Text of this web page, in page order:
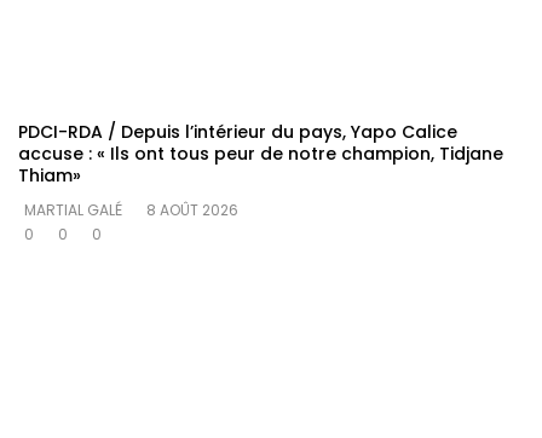
PDCI-RDA / Depuis l’intérieur du pays, Yapo Calice
accuse : « Ils ont tous peur de notre champion, Tidjane
Thiam»
MARTIAL GALÉ
8 AOÛT 2026
0
0 0